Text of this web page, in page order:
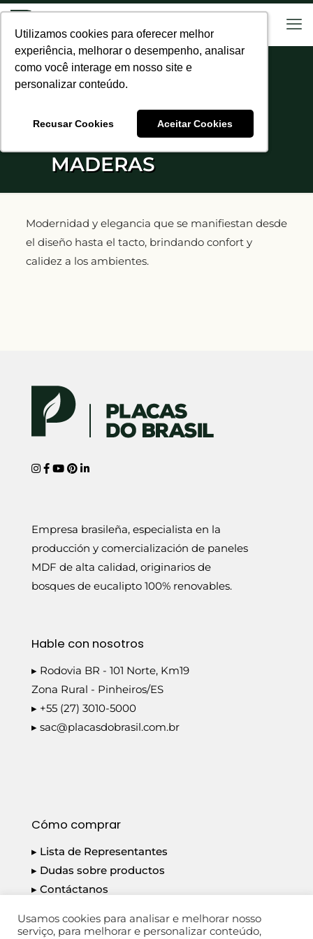
Utilizamos cookies para oferecer melhor
experiência, melhorar o desempenho, analisar
como você interage em nosso site e
personalizar conteúdo.
Recusar Cookies Aceitar Cookies
Utilizamos cookies para oferecer melhor
experiência, melhorar o desempenho, analisar
como você interage em nosso site e
personalizar conteúdo.
Recusar Cookies Aceitar Cookies
MADERAS
Modernidad y elegancia que se manifiestan desde
el diseño hasta el tacto, brindando confort y
calidez a los ambientes.
Empresa brasileña, especialista en la
producción y comercialización de paneles
MDF de alta calidad, originarios de
bosques de eucalipto 100% renovables.
Hable con nosotros
▸ Rodovia BR - 101 Norte, Km19
Zona Rural - Pinheiros/ES
▸ +55 (27) 3010-5000
▸ sac@placasdobrasil.com.br
Cómo comprar
▸ Lista de Representantes
▸ Dudas sobre productos
▸ Contáctanos
Usamos cookies para analisar e melhorar nosso
serviço, para melhorar e personalizar conteúdo,